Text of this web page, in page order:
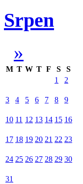
Srpen
»
M T W T F S
S
1
2
3 4 5 6 7 8 9
10 11 12 13 14 15 16
17 18 19 20 21 22 23
24 25 26 27 28 29 30
31